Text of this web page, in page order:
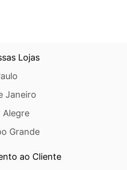
Lojas
Janeiro
Alegre
Grande
ao Cliente